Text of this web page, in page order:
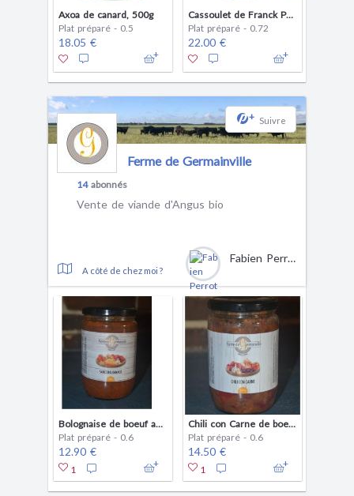
Axoa de canard, 500g
Plat préparé - 0.5
18.05 €
Cassoulet de Franck Putelat MOF 2018,720g
Plat préparé - 0.72
22.00 €
+ Suivre
Ferme de Germainville
14abonnés
Vente de viande d'Angus bio
A côté de chez moi ?
Fabien Perrot
Bolognaise de boeuf angus BIO
Plat préparé - 0.6
12.90 €
1
Chili con Carne de boeuf BIO
Plat préparé - 0.6
14.50 €
1